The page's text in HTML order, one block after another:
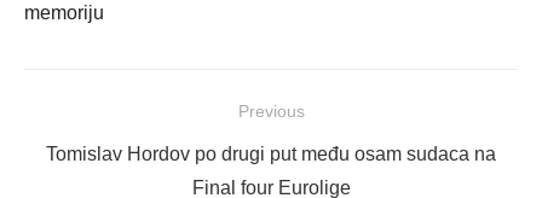
memoriju
objava
Previous
Previous
Tomislav Hordov po drugi put među osam sudaca na
Final four Eurolige